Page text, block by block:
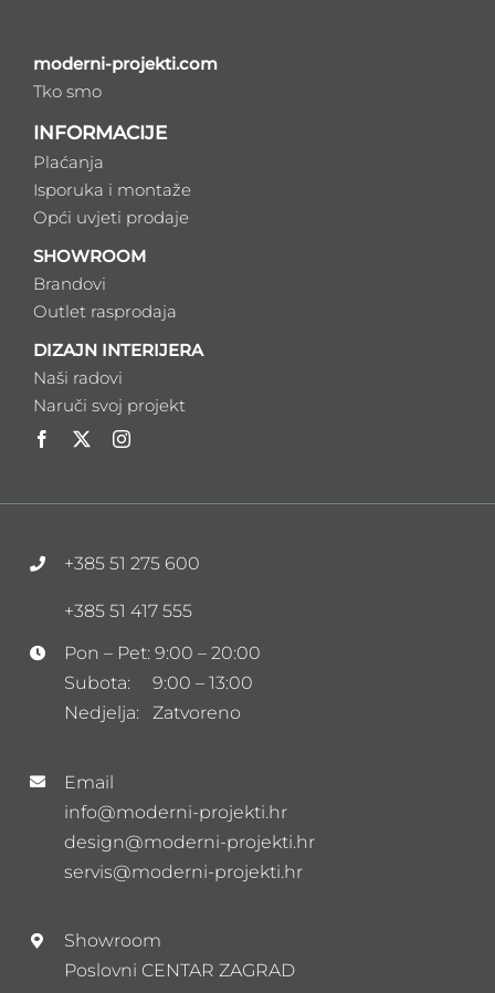
moderni-projekti.com
Tko smo
INFORMACIJE
Plaćanja
Isporuka i montaže
Opći uvjeti prodaje
SHOWROOM
Brandovi
Outlet rasprodaja
DIZAJN INTERIJERA
Naši radovi
Naruči svoj projekt
+385 51 275 600
+385 51 417 555
Pon – Pet: 9:00 – 20:00
Subota: 9:00 – 13:00
Nedjelja: Zatvoreno
Email
info@moderni-projekti.hr
design@moderni-projekti.hr
servis@moderni-projekti.hr
Showroom
Poslovni CENTAR ZAGRAD